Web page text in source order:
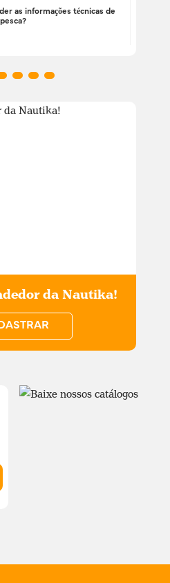
as informações técnicas de
da Nautika!